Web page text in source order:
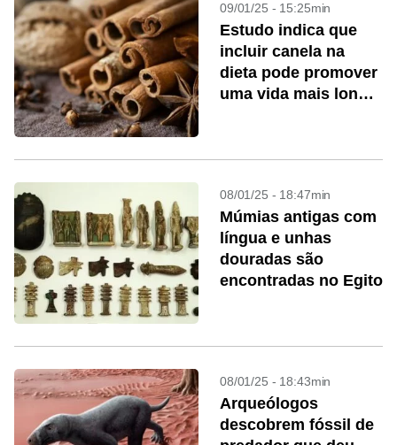
09/01/25 - 15:25min
Estudo indica que
incluir canela na
dieta pode promover
uma vida mais longa
08/01/25 - 18:47min
Múmias antigas com
língua e unhas
douradas são
encontradas no Egito
08/01/25 - 18:43min
Arqueólogos
descobrem fóssil de